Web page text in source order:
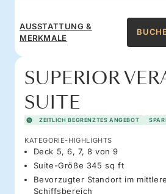
AUSSTATTUNG &
MERKMALE
SUPERIOR
SUITE
ZEITLICH BEGRENZTES ANGEBOT
KATEGORIE-HIGHLIGHTS
Deck 5, 6, 7, 8 von 9
Suite-Größe 345 sq ft
Bevorzugter Standort im
Schiffsbereich